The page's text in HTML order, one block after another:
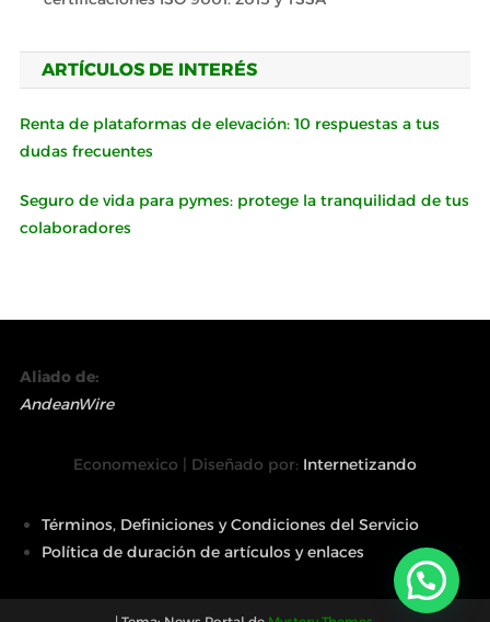
ARTÍCULOS DE INTERÉS
Renta de plataformas de elevación: 10 respuestas a tus
dudas frecuentes
Seguro de vida para pymes: protege la tranquilidad de tus
colaboradores
Aliado de:
AndeanWire
Economexico | Diseñado por: Internetizando
Términos, Definiciones y Condiciones del Servicio
Política de duración de artículos y enlaces